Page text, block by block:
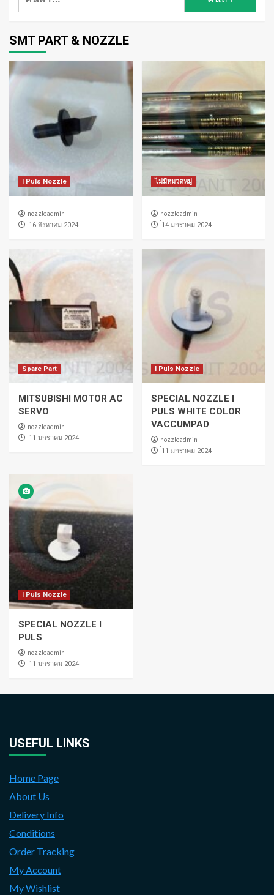
SMT PART & NOZZLE
I Puls Nozzle
nozzleadmin
่16 สิงหาคม 2024
ไม่มีหมวดหมู่
nozzleadmin
่14 มกราคม 2024
Spare Part
MITSUBISHI MOTOR AC
SERVO
nozzleadmin
่11 มกราคม 2024
I Puls Nozzle
SPECIAL NOZZLE I
PULS WHITE COLOR
VACCUMPAD
nozzleadmin
่11 มกราคม 2024
I Puls Nozzle
SPECIAL NOZZLE I
PULS
nozzleadmin
่11 มกราคม 2024
USEFUL LINKS
Home Page
About Us
Delivery Info
Conditions
Order Tracking
My Account
My Wishlist